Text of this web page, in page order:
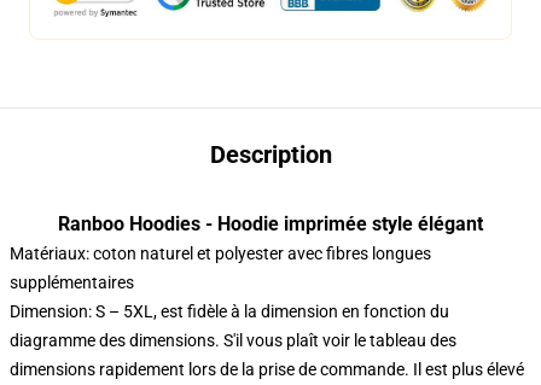
Description
Ranboo Hoodies - Hoodie imprimée style élégant
Matériaux: coton naturel et polyester avec fibres longues
supplémentaires
Dimension: S – 5XL, est fidèle à la dimension en fonction du
diagramme des dimensions. S'il vous plaît voir le tableau des
dimensions rapidement lors de la prise de commande. Il est plus élevé